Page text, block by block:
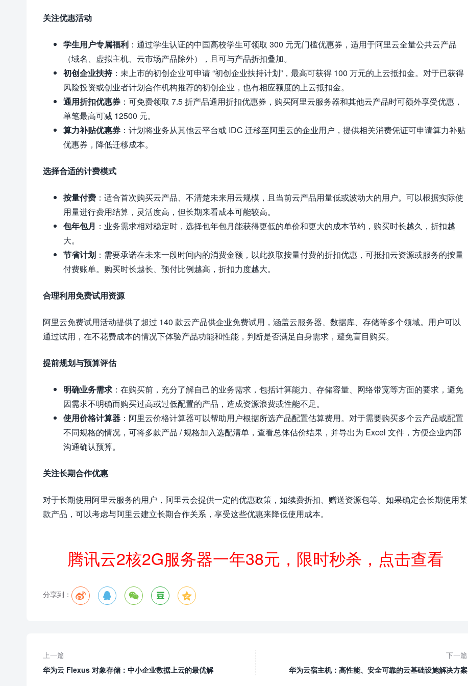
关注优惠活动
学生用户专属福利 ：通过学生认证的中国高校学生可领取 300 元无门槛优惠券，适用于阿里云全量公共云产品
（域名、虚拟主机、云市场产品除外），且可与产品折扣叠加。
初创企业扶持：未上市的初创企业可申请 “初创企业扶持计划”，最高可获得 100 万元的上云抵扣金。对于已获得
风险投资或创业者计划合作机构推荐的初创企业，也有相应额度的上云抵扣金。
通用折扣优惠券 ：可免费领取 7.5 折产品通用折扣优惠券，购买阿里云服务器和其他云产品时可额外享受优惠，
单笔最高可减 12500 元。
算力补贴优惠券 ：计划将业务从其他云平台或 IDC 迁移至阿里云的企业用户，提供相关消费凭证可申请算力补贴
优惠券，降低迁移成本。
选择合适的计费模式
按量付费 ：适合首次购买云产品、不清楚未来用云规模，且当前云产品用量低或波动大的用户。可以根据实际使
用量进行费用结算，灵活度高，但长期来看成本可能较高。
包年包月 ：业务需求相对稳定时，选择包年包月能获得更低的单价和更大的成本节约，购买时长越久，折扣越
大。
节省计划 ：需要承诺在未来一段时间内的消费金额，以此换取按量付费的折扣优惠，可抵扣云资源或服务的按量
付费账单。购买时长越长、预付比例越高，折扣力度越大。
合理利用免费试用资源
阿里云免费试用活动提供了超过 140 款云产品供企业免费试用，涵盖云服务器、数据库、存储等多个领域。用户可以
通过试用，在不花费成本的情况下体验产品功能和性能，判断是否满足自身需求，避免盲目购买。
提前规划与预算评估
明确业务需求 ：在购买前，充分了解自己的业务需求，包括计算能力、存储容量、网络带宽等方面的要求，避免
因需求不明确而购买过高或过低配置的产品，造成资源浪费或性能不足。
使用价格计算器 ：阿里云价格计算器可以帮助用户根据所选产品配置估算费用。对于需要购买多个云产品或配置
不同规格的情况，可将多款产品 / 规格加入选配清单，查看总体估价结果，并导出为 Excel 文件，方便企业内部
沟通确认预算。
关注长期合作优惠
对于长期使用阿里云服务的用户，阿里云会提供一定的优惠政策，如续费折扣、赠送资源包等。如果确定会长期使用某
款产品，可以考虑与阿里云建立长期合作关系，享受这些优惠来降低使用成本。
腾讯云2核2G服务器一年38元，限时秒杀，点击查看
分享到：     
上一篇
华为云 Flexus 对象存储：中小企业数据上云的最优解
下一篇
华为云宿主机：高性能、安全可靠的云基础设施解决方案